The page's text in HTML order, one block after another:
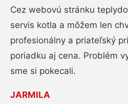
Cez webovú stránku
servis kotla a môžem len
profesionálny a priateľský
poriadku aj cena. Problém
sme si pokecali.
JARMILA